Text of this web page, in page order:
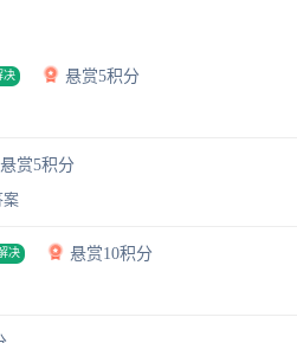
决
悬赏5积分
悬赏5积分
案
决
悬赏10积分